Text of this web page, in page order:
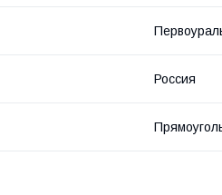
Россия